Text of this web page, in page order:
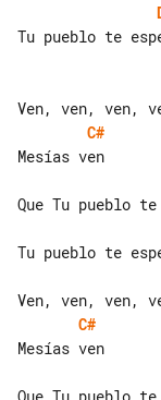
Tu pueblo te
C#
C#